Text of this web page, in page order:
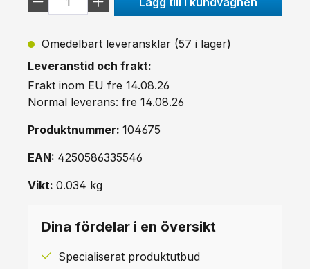
Omedelbart leveransklar (57 i lager)
Leveranstid och frakt:
Frakt inom EU fre 14.08.26
Normal leverans: fre 14.08.26
Produktnummer: 104675
EAN: 4250586335546
Vikt: 0.034 kg
Dina fördelar i en översikt
Specialiserat produktutbud